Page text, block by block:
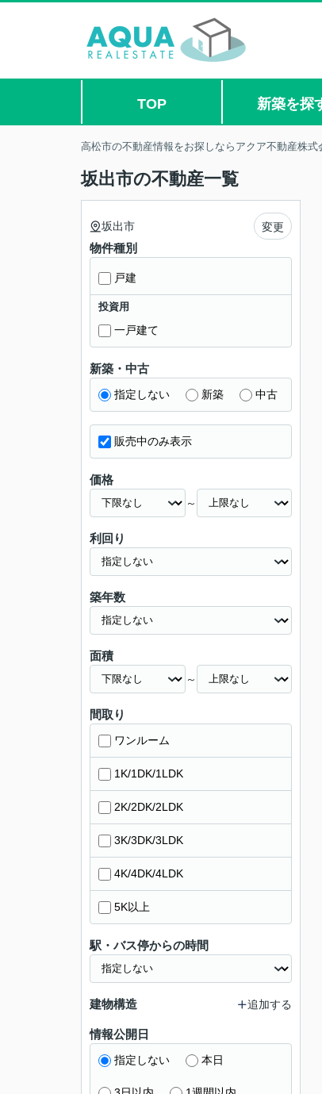
TOP 新築を探
高松市の不動産情報をお探しならアクア不動産株式
坂出市の不動産一覧
坂出市 変更
物件種別
戸建
投資用
一戸建て
新築・中古
指定しない 新築 中古
販売中のみ表示
価格
～
利回り
築年数
面積
～
間取り
ワンルーム
1K/1DK/1LDK
2K/2DK/2LDK
3K/3DK/3LDK
4K/4DK/4LDK
5K以上
駅・バス停からの時間
建物構造 追加する
情報公開日
指定しない 本日